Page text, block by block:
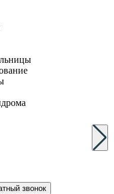
звонок